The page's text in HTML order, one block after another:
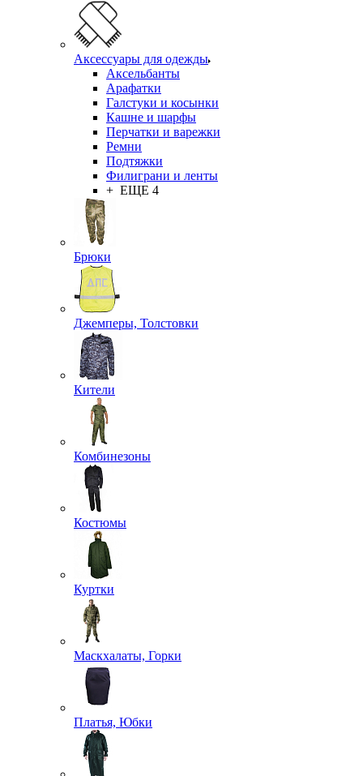
Аксессуары для одежды
Аксельбанты
Арафатки
Галстуки и косынки
Кашне и шарфы
Перчатки и варежки
Ремни
Подтяжки
Филиграни и ленты
+ ЕЩЕ 4
Брюки
Джемперы, Толстовки
Кители
Комбинезоны
Костюмы
Куртки
Маскхалаты, Горки
Платья, Юбки